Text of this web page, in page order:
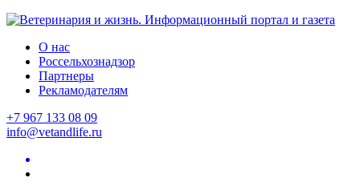
О нас
Россельхознадзор
Партнеры
Рекламодателям
+7 967 133 08 09
info@vetandlife.ru